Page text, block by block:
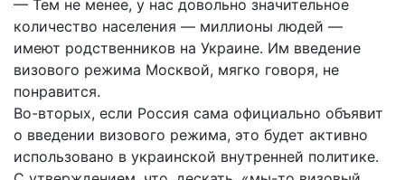
— Тем не менее, у нас довольно значительное
количество населения — миллионы людей —
имеют родственников на Украине. Им введение
визового режима Москвой, мягко говоря, не
понравится.
Во-вторых, если Россия сама официально объявит
о введении визового режима, это будет активно
использовано в украинской внутренней политике.